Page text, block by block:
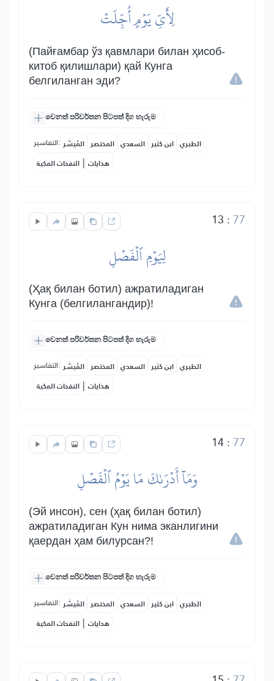
لِأَيِّ يَوۡمٍ أُجِّلَتۡ
(Пайғамбар ўз қавмлари билан ҳисоб-
китоб қилишлари) қай Кунга
белгиланган эди?
වෙනත් පරිවර්තන පිටපත් දිග හැරුම
التفاسير: المُيسَّر المختصر السعدي ابن كثير الطبري
النفحات المكية | هدايات
13 : 77
لِيَوۡمِ ٱلۡفَصۡلِ
(Ҳақ билан ботил) ажратиладиган
Кунга (белгилангандир)!
වෙනත් පරිවර්තන පිටපත් දිග හැරුම
التفاسير: المُيسَّر المختصر السعدي ابن كثير الطبري
النفحات المكية | هدايات
14: 77
وَمَآ أَدۡرَىٰكَ مَا يَوۡمُ ٱلۡفَصۡلِ
(Эй инсон), сен (ҳақ билан ботил)
ажратиладиган Кун нима эканлигини
қаердан ҳам билурсан?!
වෙනත් පරිවර්තන පිටපත් දිග හැරුම
التفاسير: المُيسَّر المختصر السعدي ابن كثير الطبري
النفحات المكية | هدايات